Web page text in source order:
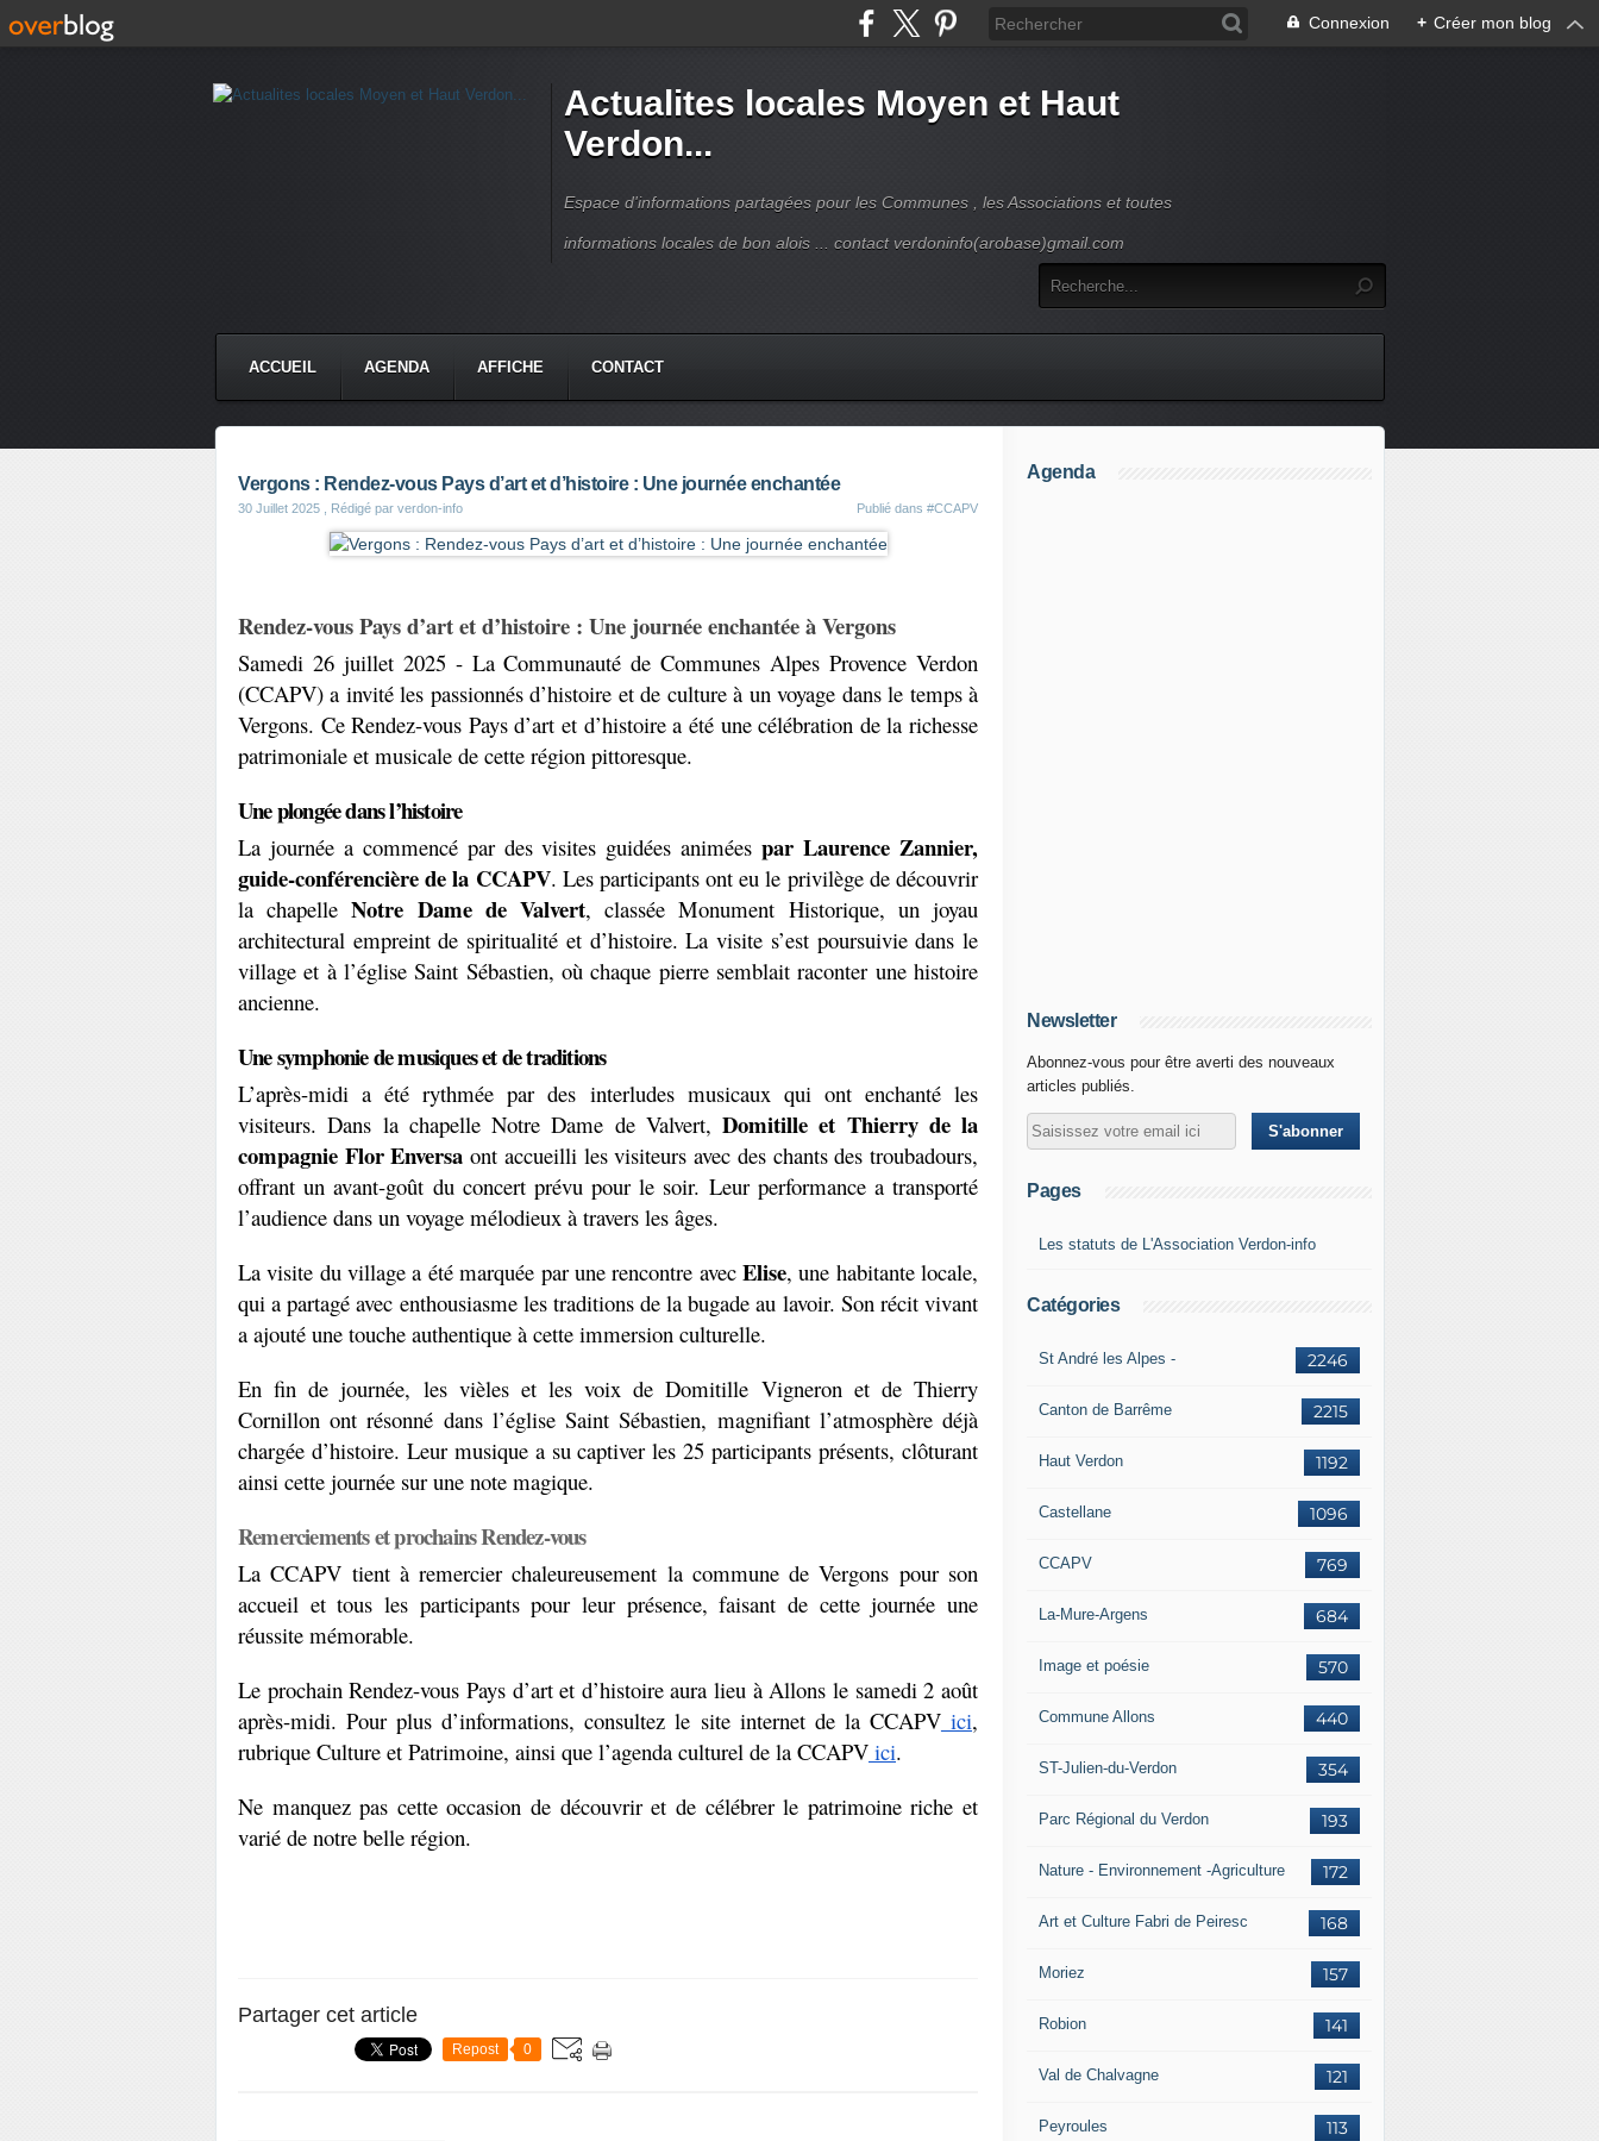
Connexion + Créer mon blog
Actualites locales Moyen et Haut
Verdon...
Espace d'informations partagées pour les Communes , les Associations et toutes
informations locales de bon alois ... contact verdoninfo(arobase)gmail.com
ACCUEIL AGENDA AFFICHE CONTACT
Vergons : Rendez-vous Pays d’art et d’histoire : Une journée enchantée
30 Juillet 2025 , Rédigé par verdon-info Publié dans #CCAPV
Rendez-vous Pays d’art et d’histoire : Une journée enchantée à Vergons
Samedi 26 juillet 2025 - La Communauté de Communes Alpes Provence Verdon
(CCAPV) a invité les passionnés d’histoire et de culture à un voyage dans le temps à
Vergons. Ce Rendez-vous Pays d’art et d’histoire a été une célébration de la richesse
patrimoniale et musicale de cette région pittoresque.
Une plongée dans l’histoire
La journée a commencé par des visites guidées animées par Laurence Zannier,
guide-conférencière de la CCAPV. Les participants ont eu le privilège de découvrir
la chapelle Notre Dame de Valvert, classée Monument Historique, un joyau
architectural empreint de spiritualité et d’histoire. La visite s’est poursuivie dans le
village et à l’église Saint Sébastien, où chaque pierre semblait raconter une histoire
ancienne.
Une symphonie de musiques et de traditions
L’après-midi a été rythmée par des interludes musicaux qui ont enchanté les
visiteurs. Dans la chapelle Notre Dame de Valvert, Domitille et Thierry de la
compagnie Flor Enversa ont accueilli les visiteurs avec des chants des troubadours,
offrant un avant-goût du concert prévu pour le soir. Leur performance a transporté
l’audience dans un voyage mélodieux à travers les âges.
La visite du village a été marquée par une rencontre avec Elise, une habitante locale,
qui a partagé avec enthousiasme les traditions de la bugade au lavoir. Son récit vivant
a ajouté une touche authentique à cette immersion culturelle.
En fin de journée, les vièles et les voix de Domitille Vigneron et de Thierry
Cornillon ont résonné dans l’église Saint Sébastien, magnifiant l’atmosphère déjà
chargée d’histoire. Leur musique a su captiver les 25 participants présents, clôturant
ainsi cette journée sur une note magique.
Remerciements et prochains Rendez-vous
La CCAPV tient à remercier chaleureusement la commune de Vergons pour son
accueil et tous les participants pour leur présence, faisant de cette journée une
réussite mémorable.
Le prochain Rendez-vous Pays d’art et d’histoire aura lieu à Allons le samedi 2 août
après-midi. Pour plus d’informations, consultez le site internet de la CCAPV ici,
rubrique Culture et Patrimoine, ainsi que l’agenda culturel de la CCAPV ici.
Ne manquez pas cette occasion de découvrir et de célébrer le patrimoine riche et
varié de notre belle région.
Partager cet article
Repost 0
Agenda
Newsletter
Abonnez-vous pour être averti des nouveaux
articles publiés.
Pages
Les statuts de L'Association Verdon-info
Catégories
2246
St André les Alpes -
2215
Canton de Barrême
1192
Haut Verdon
1096
Castellane
769
CCAPV
684
La-Mure-Argens
570
Image et poésie
440
Commune Allons
354
ST-Julien-du-Verdon
193
Parc Régional du Verdon
172
Nature - Environnement -Agriculture
168
Art et Culture Fabri de Peiresc
157
Moriez
141
Robion
121
Val de Chalvagne
113
Peyroules